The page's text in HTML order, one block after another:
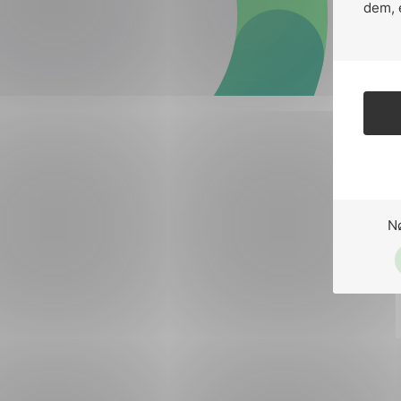
dem,
Forsvar og beredskap
Industri og automatisering
Lavspenning
Maritime elinstallasjoner